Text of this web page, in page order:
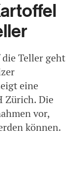
die Teller geht
eine
Zürich. Die
vor,
können.